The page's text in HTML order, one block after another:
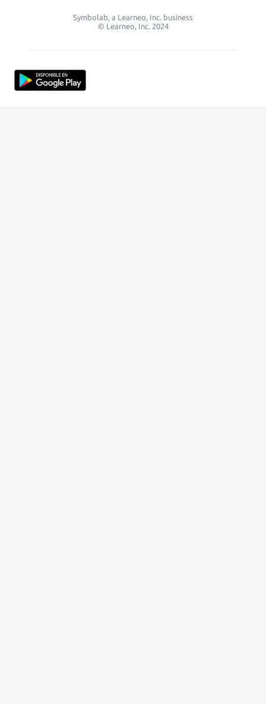
Symbolab, a Learneo, Inc. business
© Learneo, Inc. 2024